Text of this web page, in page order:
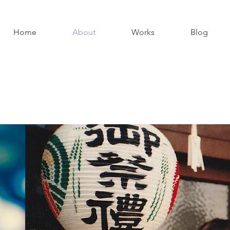
Home About Works Blog